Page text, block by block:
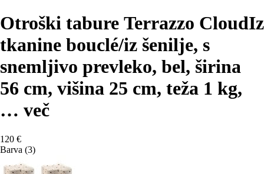
Otroški tabure Terrazzo CloudIz
tkanine bouclé/iz šenilje, s
snemljivo prevleko, bel, širina
56 cm, višina 25 cm, teža 1 kg,
… več
120 €
Barva (3)